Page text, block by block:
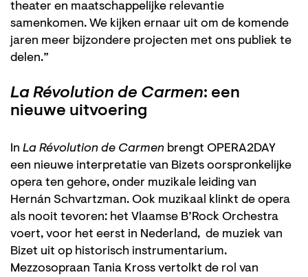
theater en maatschappelijke relevantie
samenkomen. We kijken ernaar uit om de komende
jaren meer bijzondere projecten met ons publiek te
delen.”
La Révolution de Carmen: een
nieuwe uitvoering
In La Révolution de Carmen brengt OPERA2DAY
een nieuwe interpretatie van Bizets oorspronkelijke
opera ten gehore, onder muzikale leiding van
Hernán Schvartzman. Ook muzikaal klinkt de opera
als nooit tevoren: het Vlaamse B’Rock Orchestra
voert, voor het eerst in Nederland, de muziek van
Bizet uit op historisch instrumentarium.
Mezzosopraan Tania Kross vertolkt de rol van